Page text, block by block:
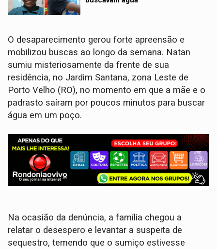
O desaparecimento gerou forte apreensão e
mobilizou buscas ao longo da semana. Natan
sumiu misteriosamente da frente de sua
residência, no Jardim Santana, zona Leste de
Porto Velho (RO), no momento em que a mãe e o
padrasto saíram por poucos minutos para buscar
água em um poço.
Na ocasião da denúncia, a família chegou a
relatar o desespero e levantar a suspeita de
sequestro, temendo que o sumiço estivesse